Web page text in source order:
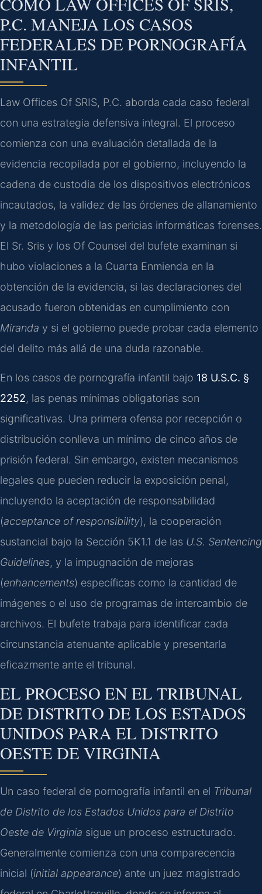
P.C. MANEJA LOS CASOS
FEDERALES DE PORNOGRAFÍA
INFANTIL
Law Offices Of SRIS, P.C. aborda cada caso federal
con una estrategia defensiva integral. El proceso
comienza con una evaluación detallada de la
evidencia recopilada por el gobierno, incluyendo la
cadena de custodia de los dispositivos electrónicos
incautados, la validez de las órdenes de allanamiento
y la metodología de las pericias informáticas forenses.
El Sr. Sris y los Of Counsel del bufete examinan si
hubo violaciones a la Cuarta Enmienda en la
obtención de la evidencia, si las declaraciones del
acusado fueron obtenidas en cumplimiento con
Miranda y si el gobierno puede probar cada elemento
del delito más allá de una duda razonable.
En los casos de pornografía infantil bajo 18 U.S.C. §
2252, las penas mínimas obligatorias son
significativas. Una primera ofensa por recepción o
distribución conlleva un mínimo de cinco años de
prisión federal. Sin embargo, existen mecanismos
legales que pueden reducir la exposición penal,
incluyendo la aceptación de responsabilidad
(acceptance of responsibility), la cooperación
sustancial bajo la Sección 5K1.1 de las U.S. Sentencing
Guidelines, y la impugnación de mejoras
(enhancements) específicas como la cantidad de
imágenes o el uso de programas de intercambio de
archivos. El bufete trabaja para identificar cada
circunstancia atenuante aplicable y presentarla
eficazmente ante el tribunal.
EL PROCESO EN EL TRIBUNAL
DE DISTRITO DE LOS ESTADOS
UNIDOS PARA EL DISTRITO
OESTE DE VIRGINIA
Un caso federal de pornografía infantil en el Tribunal
de Distrito de los Estados Unidos para el Distrito
Oeste de Virginia sigue un proceso estructurado.
Generalmente comienza con una comparecencia
inicial (initial appearance) ante un juez magistrado